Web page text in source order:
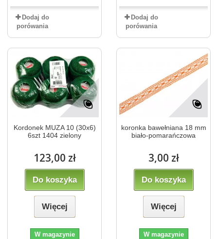
Dodaj do
porówania
Dodaj do
porówania
Kordonek MUZA 10 (30x6)
6szt 1404 zielony
123,00 zł
Do koszyka
Więcej
W magazynie
koronka bawełniana 18 mm
biało-pomarańczowa
3,00 zł
Do koszyka
Więcej
W magazynie